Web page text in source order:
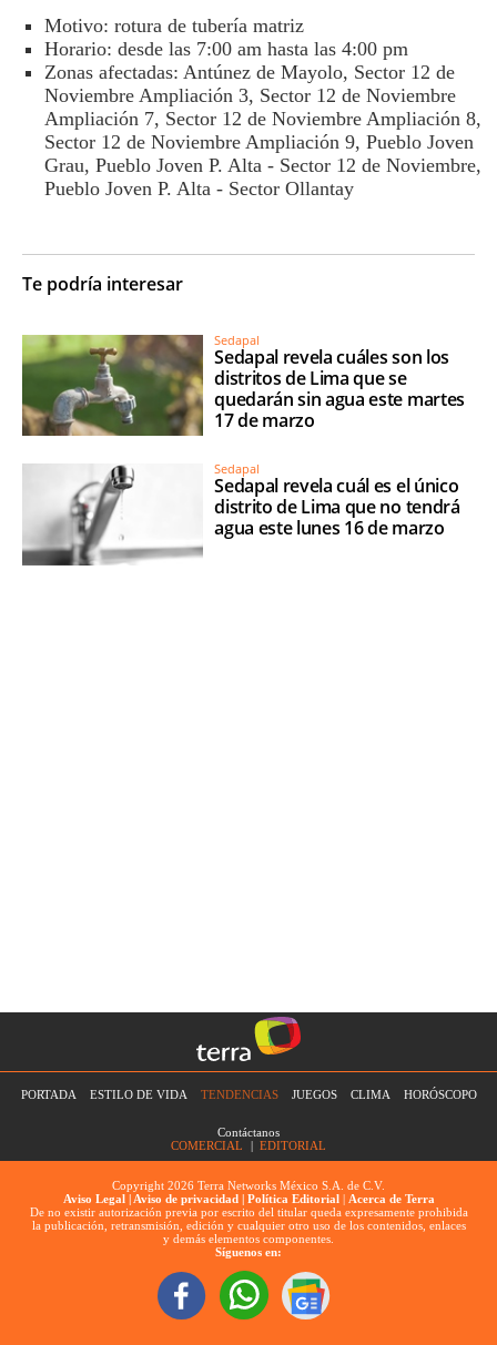
Motivo: rotura de tubería matriz
Horario: desde las 7:00 am hasta las 4:00 pm
Zonas afectadas: Antúnez de Mayolo, Sector 12 de
Noviembre Ampliación 3, Sector 12 de Noviembre
Ampliación 7, Sector 12 de Noviembre Ampliación 8,
Sector 12 de Noviembre Ampliación 9, Pueblo Joven
Grau, Pueblo Joven P. Alta - Sector 12 de Noviembre,
Pueblo Joven P. Alta - Sector Ollantay
Te podría interesar
Sedapal
Sedapal revela cuáles son los
distritos de Lima que se
quedarán sin agua este martes
17 de marzo
Sedapal
Sedapal revela cuál es el único
distrito de Lima que no tendrá
agua este lunes 16 de marzo
PORTADA ESTILO DE VIDA TENDENCIAS JUEGOS CLIMA HORÓSCOPO
Contáctanos
COMERCIAL
| EDITORIAL
Copyright 2026 Terra Networks México S.A. de C.V.
Aviso Legal | Aviso de privacidad | Política Editorial| Acerca de Terra
De no existir autorización previa por escrito del titular queda expresamente prohibida
la publicación, retransmisión, edición y cualquier otro uso de los contenidos, enlaces
y demás elementos componentes.
Síguenos en: